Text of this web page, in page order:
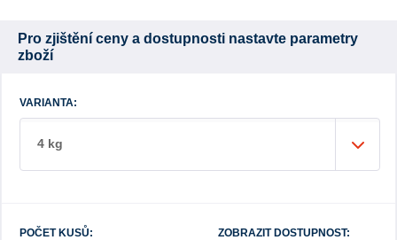
Pro zjištění ceny a dostupnosti nastavte parametry
zboží
VARIANTA:
4 kg
POČET KUSŮ: ZOBRAZIT DOSTUPNOST: